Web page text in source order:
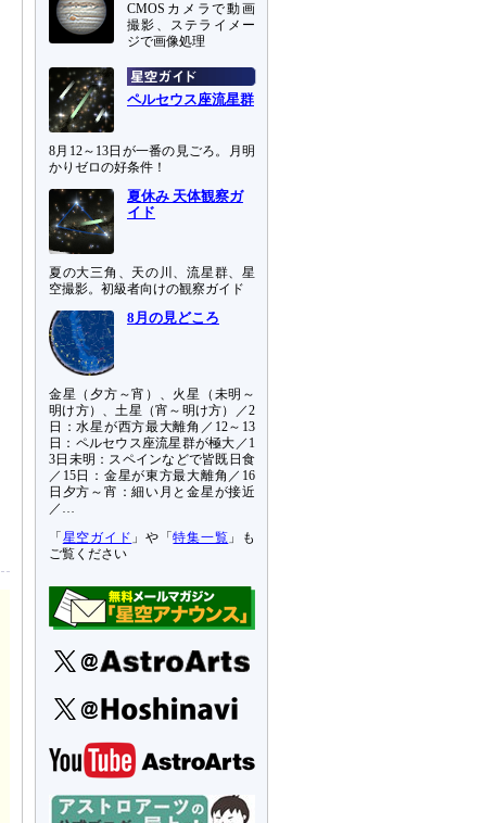
CMOSカメラで動画
撮影、ステライメー
ジで画像処理
ペルセウス座流星群
8月12～13日が一番の見ごろ。月明
かりゼロの好条件！
夏休み 天体観察ガ
イド
夏の大三角、天の川、流星群、星
空撮影。初級者向けの観察ガイド
8月の見どころ
金星（夕方～宵）、火星（未明～
明け方）、土星（宵～明け方）／2
日：水星が西方最大離角／12～13
日：ペルセウス座流星群が極大／1
3日未明：スペインなどで皆既日食
／15日：金星が東方最大離角／16
日夕方～宵：細い月と金星が接近
／…
「 星空ガイド 」や「特集一覧 」も
ご覧ください